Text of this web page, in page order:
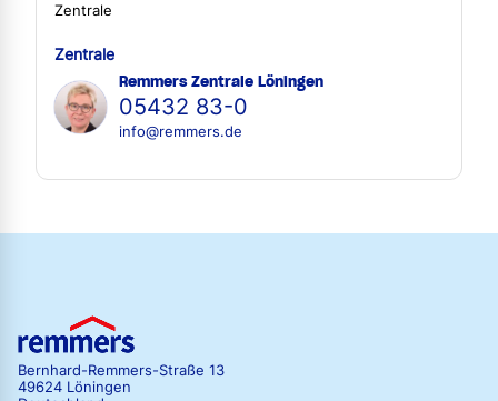
Zentrale
Zentrale
Remmers Zentrale Löningen
05432 83-0
info@remmers.de
Bernhard-Remmers-Straße 13
49624 Löningen